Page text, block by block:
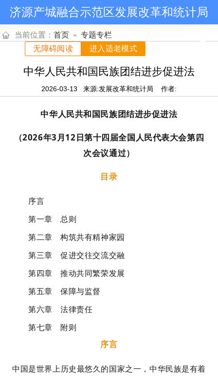
济源产城融合示范区发展改革和统计局
当前位置： 首页 » 专题专栏
中华人民共和国民族团结进步促进法
2026-03-13 来源:发展改革和统计局 作者:
中华人民共和国民族团结进步促进法
（2026年3月12日第十四届全国人民代表大会第四
次会议通过）
目录
序言
第一章 总则
第二章 构筑共有精神家园
第三章 促进交往交流交融
第四章 推动共同繁荣发展
第五章 保障与监督
第六章 法律责任
第七章 附则
序言
中国是世界上历史最悠久的国家之一，中华民族是有着
进入适老模式
无障碍阅读